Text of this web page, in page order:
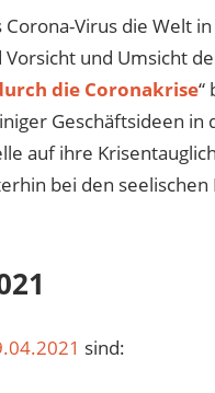
Virus die Welt
und Umsicht
die Coronakrise“
Geschäftsideen in
auf ihre
bei den
sind: